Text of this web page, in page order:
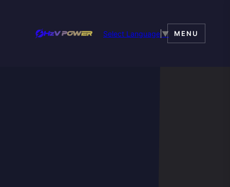
Select Language ▼ MENU